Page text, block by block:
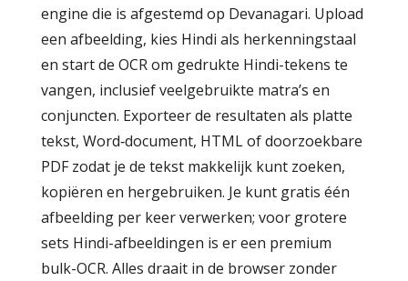
engine die is afgestemd op Devanagari. Upload
een afbeelding, kies Hindi als herkenningstaal
en start de OCR om gedrukte Hindi-tekens te
vangen, inclusief veelgebruikte matra’s en
conjuncten. Exporteer de resultaten als platte
tekst, Word‑document, HTML of doorzoekbare
PDF zodat je de tekst makkelijk kunt zoeken,
kopiëren en hergebruiken. Je kunt gratis één
afbeelding per keer verwerken; voor grotere
sets Hindi-afbeeldingen is er een premium
bulk-OCR. Alles draait in de browser zonder